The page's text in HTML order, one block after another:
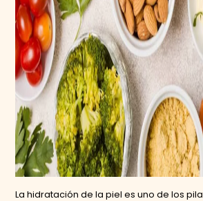
La hidratación de la piel es uno de los